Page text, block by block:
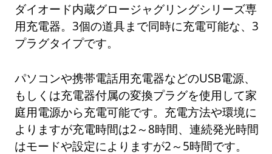
ダイオード内蔵グロージャグリングシリーズ専
用充電器。3個の道具まで同時に充電可能な、3
プラグタイプです。
パソコンや携帯電話用充電器などのUSB電源、
もしくは充電器付属の変換プラグを使用して家
庭用電源から充電可能です。充電方法や環境に
よりますが充電時間は2～8時間、連続発光時間
はモードや設定によりますが2～5時間です。